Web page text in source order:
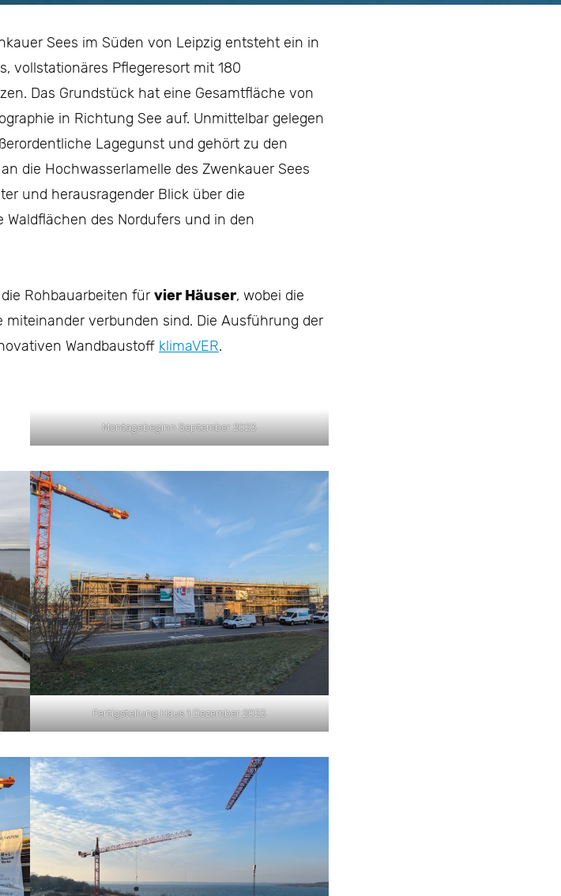
Sees im Süden von Leipzig entsteht ein in
vollstationäres Pflegeresort mit 180
Das Grundstück hat eine Gesamtfläche von
in Richtung See auf. Unmittelbar gelegen
Lagegunst und gehört zu den
die Hochwasserlamelle des Zwenkauer Sees
und herausragender Blick über die
Waldflächen des Nordufers und in den
Rohbauarbeiten für vier Häuser, wobei die
verbunden sind. Die Ausführung der
Wandbaustoff klimaVER.
Montagebeginn September 2023
Fertigstellung Haus 1 Dezember 2023